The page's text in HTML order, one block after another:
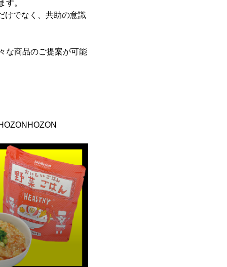
す。
けでなく、共助の意識
な商品のご提案が可能